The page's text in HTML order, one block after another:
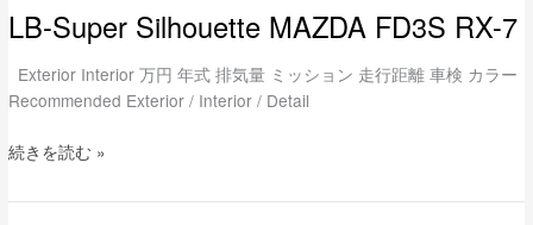
LB-Super Silhouette MAZDA FD3S RX-7
Exterior Interior 万円 年式 排気量 ミッション 走行距離 車検 カラー
Recommended Exterior / Interior / Detail
続きを読む »